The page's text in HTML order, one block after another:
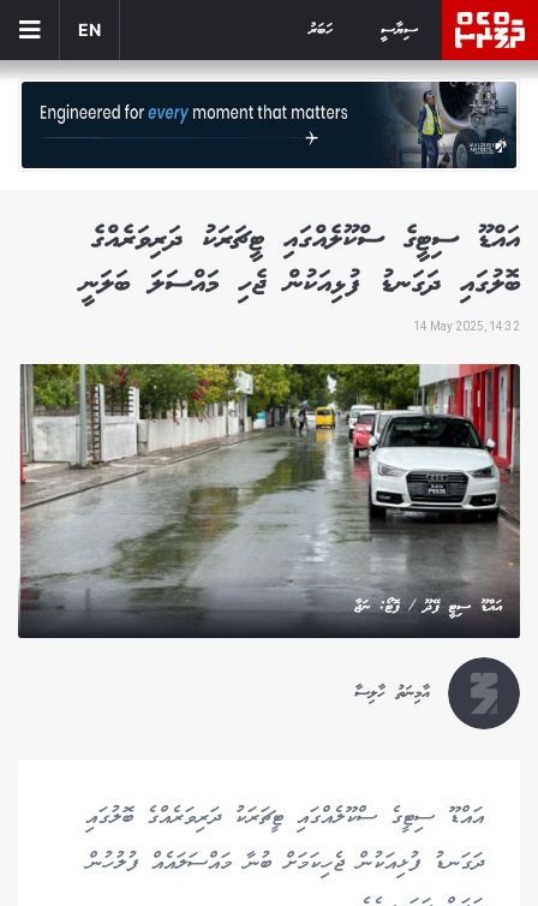
ސިޔާސީ ހަބަރު EN
އައްޑޫ ސިޓީގެ ސްކޫލެއްގައި ޓީޗަރަކު ދަރިވަރެއްގެ
ބޮލުގައި ދަގަނޑު ފުޅިއަކުން ޖެހި މައްސަލަ ބަލަނީ
14 May 2025, 14:32
އައްޑޫ ސިޓީ ފޭދޫ / ފޮޓޯ: ނަޖާ
އާމިނަތު ހާލިސާ
އައްޑޫ ސިޓީގެ ސްކޫލެއްގައި ޓީޗަރަކު ދަރިވަރެއްގެ ބޮލުގައި
ދަގަނޑު ފުޅިއަކުން ޖެހިކަމަށް ބުނާ މައްސަލައެއް ފުލުހުން